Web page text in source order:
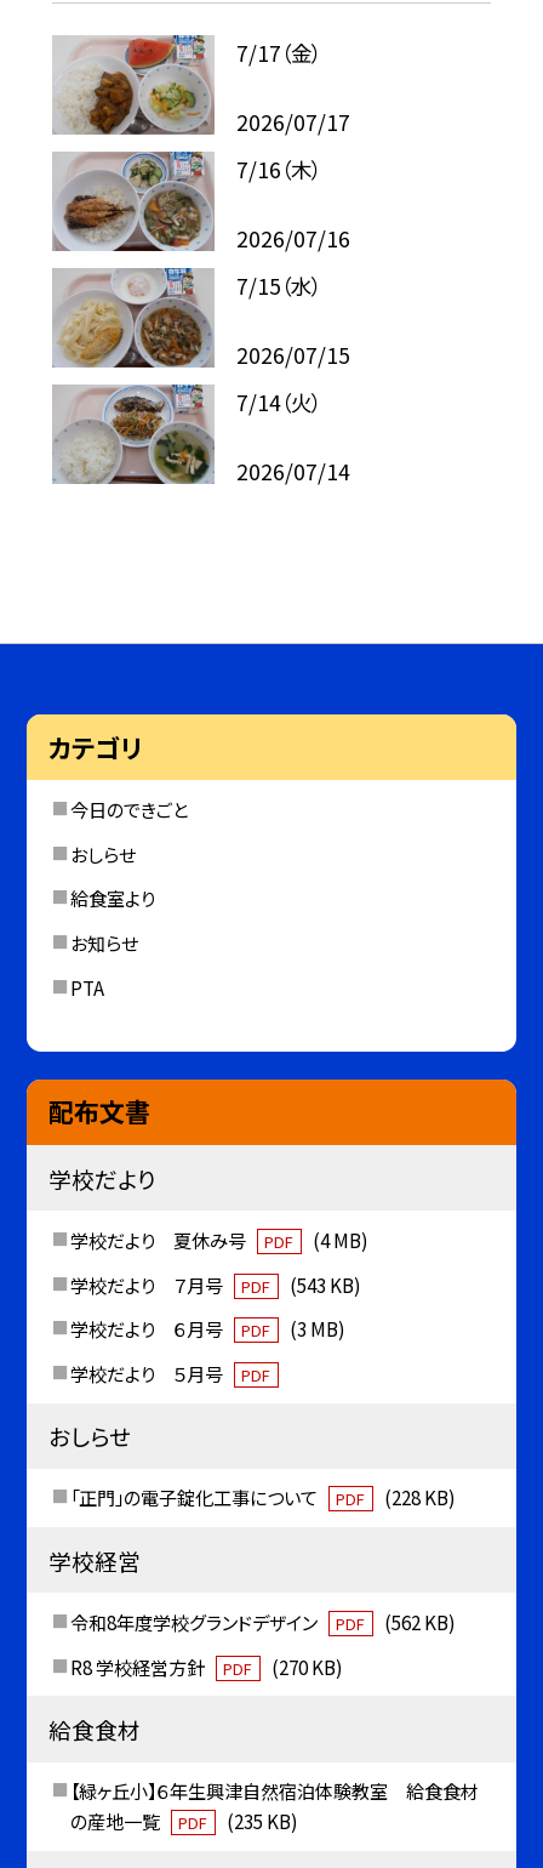
7/17（金）
2026/07/17
7/16（木）
2026/07/16
7/15（水）
2026/07/15
7/14（火）
2026/07/14
カテゴリ
今日のできごと
おしらせ
給食室より
お知らせ
PTA
配布文書
学校だより
学校だより 夏休み号 PDF
(4 MB)
学校だより ７月号
PDF
(543 KB)
学校だより ６月号
PDF
(3 MB)
学校だより ５月号
PDF
おしらせ
「正門」の電子錠化工事について PDF (228 KB)
学校経営
令和8年度学校グランドデザイン PDF
(562 KB)
R8 学校経営方針
PDF (270 KB)
給食食材
【緑ヶ丘小】６年生興津自然宿泊体験教室 給食食材
の産地一覧
PDF (235 KB)